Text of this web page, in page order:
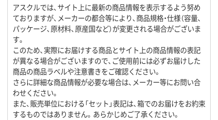
アスクルでは、サイト上に最新の商品情報を表示するよう努め
ておりますが、メーカーの都合等により、商品規格・仕様（容量、
パッケージ、原材料、原産国など）が変更される場合がございま
す。
このため、実際にお届けする商品とサイト上の商品情報の表記
が異なる場合がございますので、ご使用前には必ずお届けした
商品の商品ラベルや注意書きをご確認ください。
さらに詳細な商品情報が必要な場合は、メーカー等にお問い合
わせください。
また、販売単位における「セット」表記は、箱でのお届けをお約束
するものではありません。あらかじめご了承ください。